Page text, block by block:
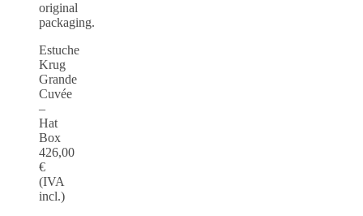
original
packaging.
Estuche
Krug
Grande
Cuvée
–
Hat
Box
426,00
€
(IVA
incl.)